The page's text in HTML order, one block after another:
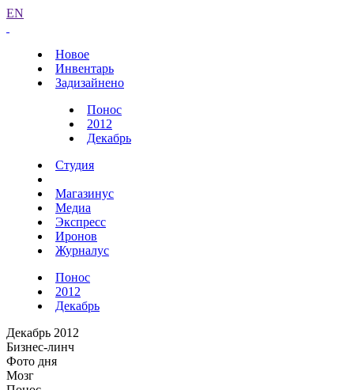
EN
Новое
Инвентарь
Задизайнено
Понос
2012
Декабрь
Студия
Магазинус
Медиа
Экспресс
Иронов
Журналус
Понос
2012
Декабрь
Декабрь 2012
Бизнес-линч
Фото дня
Мозг